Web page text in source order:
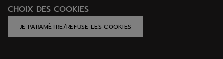
CHOIX DES COOKIES
JE PARAMÈTRE/REFUSE LES COOKIES